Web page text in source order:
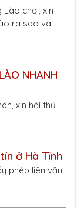
chơi, xin
ra sao và
NHANH
xin hỏi thủ
ở Hà Tĩnh
phép liên vận